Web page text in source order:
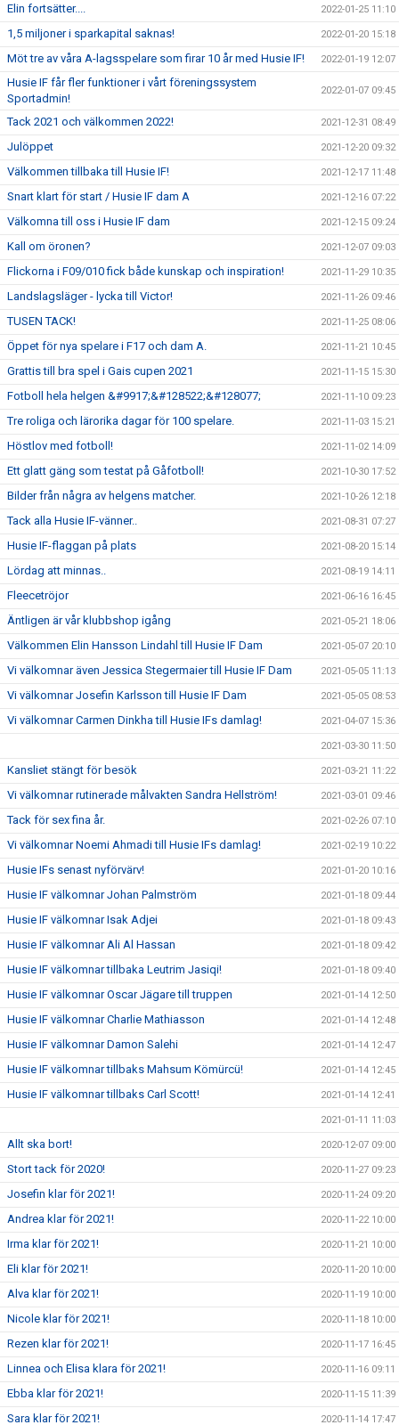
Elin fortsätter.... 2022-01-25 11:10
1,5 miljoner i sparkapital saknas! 2022-01-20 15:18
Möt tre av våra A-lagsspelare som firar 10 år med Husie IF! 2022-01-19 12:07
Husie IF får fler funktioner i vårt föreningssystem
Sportadmin!
2022-01-07 09:45
Tack 2021 och välkommen 2022! 2021-12-31 08:49
Julöppet 2021-12-20 09:32
Välkommen tillbaka till Husie IF! 2021-12-17 11:48
Snart klart för start / Husie IF dam A 2021-12-16 07:22
Välkomna till oss i Husie IF dam 2021-12-15 09:24
Kall om öronen? 2021-12-07 09:03
Flickorna i F09/010 fick både kunskap och inspiration! 2021-11-29 10:35
Landslagsläger - lycka till Victor! 2021-11-26 09:46
TUSEN TACK! 2021-11-25 08:06
Öppet för nya spelare i F17 och dam A. 2021-11-21 10:45
Grattis till bra spel i Gais cupen 2021 2021-11-15 15:30
Fotboll hela helgen &#9917;&#128522;&#128077; 2021-11-10 09:23
Tre roliga och lärorika dagar för 100 spelare. 2021-11-03 15:21
Höstlov med fotboll! 2021-11-02 14:09
Ett glatt gäng som testat på Gåfotboll! 2021-10-30 17:52
Bilder från några av helgens matcher. 2021-10-26 12:18
Tack alla Husie IF-vänner.. 2021-08-31 07:27
Husie IF-flaggan på plats 2021-08-20 15:14
Lördag att minnas.. 2021-08-19 14:11
Fleecetröjor 2021-06-16 16:45
Äntligen är vår klubbshop igång 2021-05-21 18:06
Välkommen Elin Hansson Lindahl till Husie IF Dam 2021-05-07 20:10
Vi välkomnar även Jessica Stegermaier till Husie IF Dam 2021-05-05 11:13
Vi välkomnar Josefin Karlsson till Husie IF Dam 2021-05-05 08:53
Vi välkomnar Carmen Dinkha till Husie IFs damlag! 2021-04-07 15:36
2021-03-30 11:50
Kansliet stängt för besök 2021-03-21 11:22
Vi välkomnar rutinerade målvakten Sandra Hellström! 2021-03-01 09:46
Tack för sex fina år. 2021-02-26 07:10
Vi välkomnar Noemi Ahmadi till Husie IFs damlag! 2021-02-19 10:22
Husie IFs senast nyförvärv! 2021-01-20 10:16
Husie IF välkomnar Johan Palmström 2021-01-18 09:44
Husie IF välkomnar Isak Adjei 2021-01-18 09:43
Husie IF välkomnar Ali Al Hassan 2021-01-18 09:42
Husie IF välkomnar tillbaka Leutrim Jasiqi! 2021-01-18 09:40
Husie IF välkomnar Oscar Jägare till truppen 2021-01-14 12:50
Husie IF välkomnar Charlie Mathiasson 2021-01-14 12:48
Husie IF välkomnar Damon Salehi 2021-01-14 12:47
Husie IF välkomnar tillbaks Mahsum Kömürcü! 2021-01-14 12:45
Husie IF välkomnar tillbaks Carl Scott! 2021-01-14 12:41
2021-01-11 11:03
Allt ska bort! 2020-12-07 09:00
Stort tack för 2020! 2020-11-27 09:23
Josefin klar för 2021! 2020-11-24 09:20
Andrea klar för 2021! 2020-11-22 10:00
Irma klar för 2021! 2020-11-21 10:00
Eli klar för 2021! 2020-11-20 10:00
Alva klar för 2021! 2020-11-19 10:00
Nicole klar för 2021! 2020-11-18 10:00
Rezen klar för 2021! 2020-11-17 16:45
Linnea och Elisa klara för 2021! 2020-11-16 09:11
Ebba klar för 2021! 2020-11-15 11:39
Sara klar för 2021! 2020-11-14 17:47